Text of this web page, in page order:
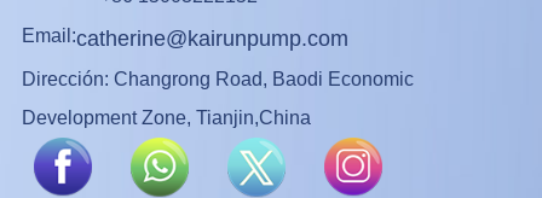
Email:catherine@kairunpump.com
Dirección: Changrong Road, Baodi Economic
Development Zone, Tianjin,China